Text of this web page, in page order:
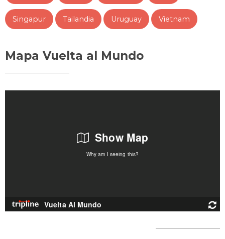
Singapur Tailandia Uruguay Vietnam
Mapa Vuelta al Mundo